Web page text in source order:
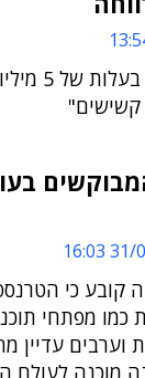
המוקד
קשישים"
31/
כי
כמו מפתחי
וערבים עדיין